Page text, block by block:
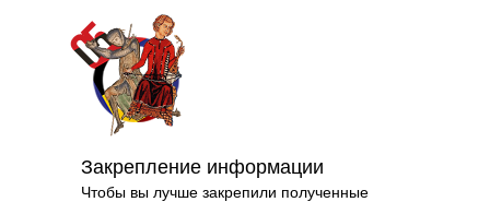
Зак­репле­ние ин­форма­ции
Чтобы вы лучше закрепили полученные